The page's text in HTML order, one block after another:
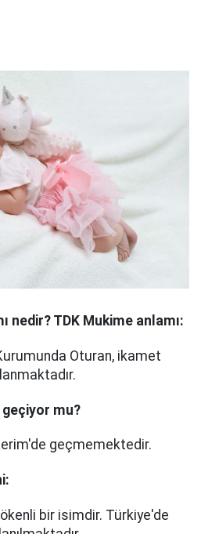
nedir? TDK Mukime anlamı:
Oturan, ikamet
mu?
geçmemektedir.
bir isimdir. Türkiye'de